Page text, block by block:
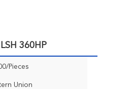
360HP
Pieces
Union